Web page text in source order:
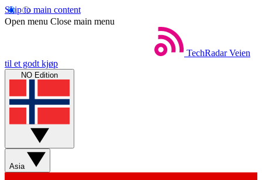
Skip to main content
Open menu Close main menu
TechRadar Veien
til et godt kjøp
NO Edition
Asia